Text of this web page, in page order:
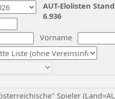
Vorname
Spieler
AUT-Elolisten
6.936